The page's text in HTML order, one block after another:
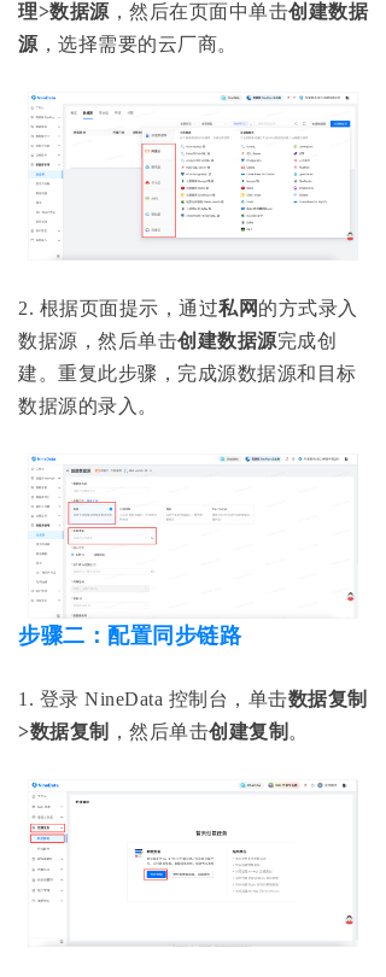
理>数据源 ，然后在页面中单击创建数据
源 ，选择需要的云厂商。
2. 根据页面提示，通过私网 的方式录入
数据源，然后单击创建数据源完成创
建。重复此步骤，完成源数据源和目标
数据源的录入。
步骤二：配置同步链路
1 . 登录 NineData 控制台，单击数据复制
>数据复制
，然后单击创建复制 。